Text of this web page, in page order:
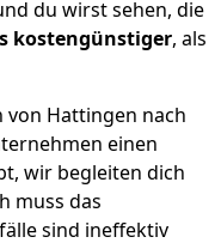
du wirst sehen, die
kostengünstiger, als
von Hattingen nach
einen
wir begleiten dich
muss das
sind ineffektiv